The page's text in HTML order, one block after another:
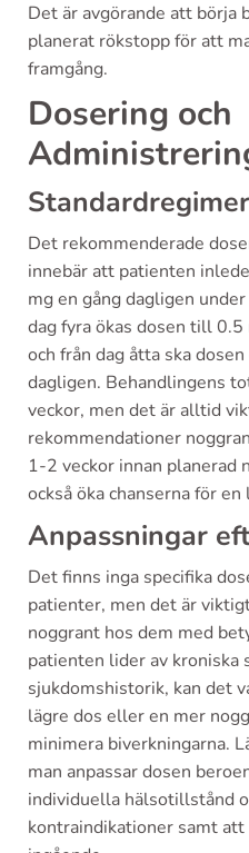
Det är avgörande att börja
planerat rökstopp för att
framgång.
Dosering och
Standardregimer
Det rekommenderade
innebär att patienten
mg en gång dagligen
dag fyra ökas dosen till
och från dag åtta ska
dagligen. Behandlingens
veckor, men det är alltid
rekommendationer
1-2 veckor innan planerad
också öka chanserna för en
Anpassningar
Det finns inga specifika
patienter, men det är
noggrant hos dem med
patienten lider av kroniska
sjukdomshistorik, kan det
lägre dos eller en mer
minimera biverkningarna.
man anpassar dosen
individuella hälsotillstånd
kontraindikationer samt